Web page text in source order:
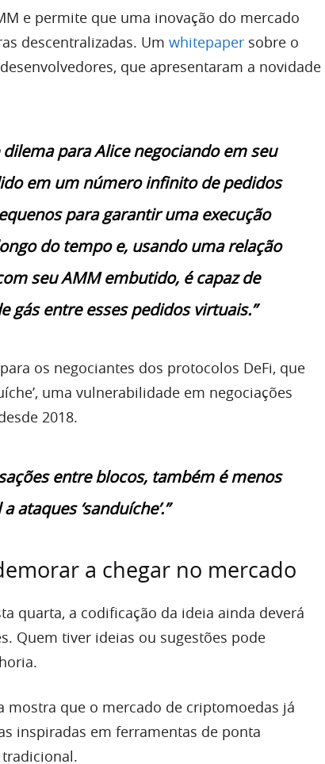
e permite que uma inovação do mercado
descentralizadas. Um whitepaper sobre o
que apresentaram a novidade
dilema para Alice negociando em seu
em um número infinito de pedidos
para garantir uma execução
do tempo e, usando uma relação
seu AMM embutido, é capaz de
gás entre esses pedidos virtuais.”
os negociantes dos protocolos DeFi, que
uma vulnerabilidade em negociações
2018.
entre blocos, também é menos
ataques ‘sanduíche’.”
a chegar no mercado
quarta, a codificação da ideia ainda deverá
Quem tiver ideias ou sugestões pode
mostra que o mercado de criptomoedas já
inspiradas em ferramentas de ponta